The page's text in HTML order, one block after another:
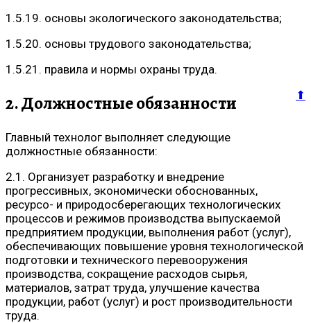
1.5.19. основы экологического законодательства;
1.5.20. основы трудового законодательства;
1.5.21. правила и нормы охраны труда.
⬆
2. Должностные обязанности
Главный технолог выполняет следующие
должностные обязанности:
2.1. Организует разработку и внедрение
прогрессивных, экономически обоснованных,
ресурсо- и природосберегающих технологических
процессов и режимов производства выпускаемой
предприятием продукции, выполнения работ (услуг),
обеспечивающих повышение уровня технологической
подготовки и технического перевооружения
производства, сокращение расходов сырья,
материалов, затрат труда, улучшение качества
продукции, работ (услуг) и рост производительности
труда.